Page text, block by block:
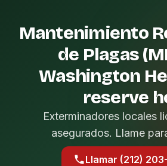
Mantenimiento
de Plagas
Washington
reserve
Exterminadores locales
asegurados. Llame
Llamar (212)